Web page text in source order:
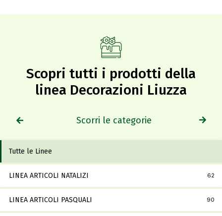
Scopri tutti i prodotti della
linea Decorazioni Liuzza
Scorri le categorie
Tutte le Linee
LINEA ARTICOLI NATALIZI 62
LINEA ARTICOLI PASQUALI 90